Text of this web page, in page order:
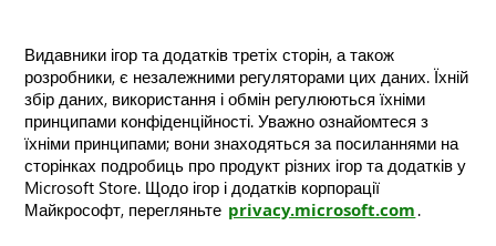
Видавники ігор та додатків третіх сторін, а також
розробники, є незалежними регуляторами цих даних. Їхній
збір даних, використання і обмін регулюються їхніми
принципами конфіденційності. Уважно ознайомтеся з
їхніми принципами; вони знаходяться за посиланнями на
сторінках подробиць про продукт різних ігор та додатків у
Microsoft Store. Щодо ігор і додатків корпорації
Майкрософт, перегляньте privacy.microsoft.com .